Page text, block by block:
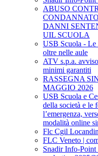
ABUSO
DANNI
UIL SCUOLA
USB Scuola - Le
oltre nelle aule
ATV s.p.a.
minimi garantiti
RASSEGNA
MAGGIO 2026
USB Scuola e
della società e le
l’emergenza,
modalità online
Flc Cgil
FLC Veneto |
Snadir Info-